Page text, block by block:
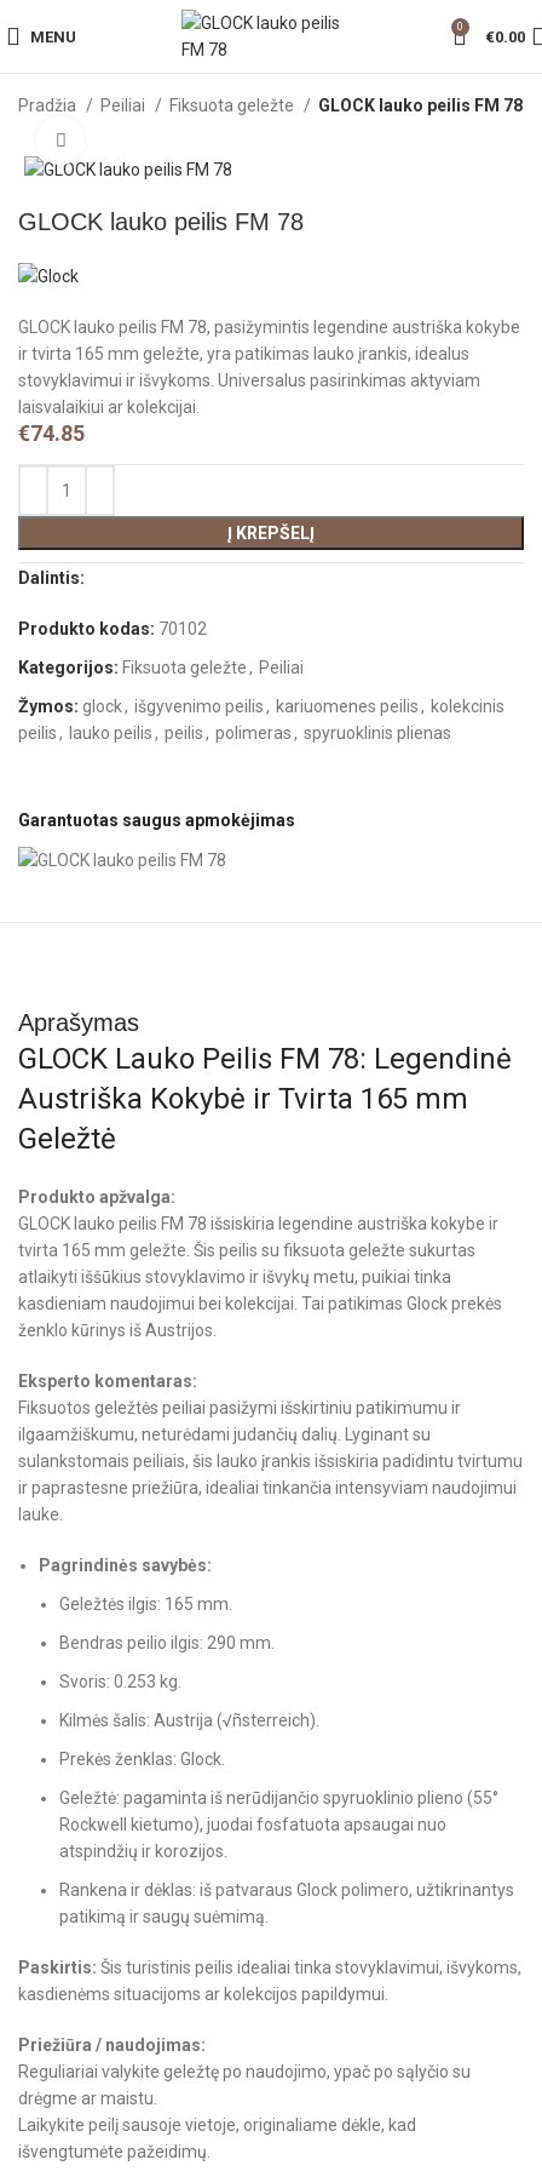
MENU
0
€0.00
Pradžia Peiliai Fiksuota geležte GLOCK lauko peilis FM 78
GLOCK lauko peilis FM 78
GLOCK lauko peilis FM 78, pasižymintis legendine austriška kokybe
ir tvirta 165 mm geležte, yra patikimas lauko įrankis, idealus
stovyklavimui ir išvykoms. Universalus pasirinkimas aktyviam
laisvalaikiui ar kolekcijai.
€74.85
Į KREPŠELĮ
Dalintis:
Produkto kodas: 70102
Kategorijos: Fiksuota geležte, Peiliai
Žymos: glock, išgyvenimo peilis, kariuomenes peilis, kolekcinis
peilis, lauko peilis, peilis, polimeras, spyruoklinis plienas
Garantuotas saugus apmokėjimas
Aprašymas
GLOCK Lauko Peilis FM 78: Legendinė
Austriška Kokybė ir Tvirta 165 mm
Geležtė
Produkto apžvalga:
GLOCK lauko peilis FM 78 išsiskiria legendine austriška kokybe ir
tvirta 165 mm geležte. Šis peilis su fiksuota geležte sukurtas
atlaikyti iššūkius stovyklavimo ir išvykų metu, puikiai tinka
kasdieniam naudojimui bei kolekcijai. Tai patikimas Glock prekės
ženklo kūrinys iš Austrijos.
Eksperto komentaras:
Fiksuotos geležtės peiliai pasižymi išskirtiniu patikimumu ir
ilgaamžiškumu, neturėdami judančių dalių. Lyginant su
sulankstomais peiliais, šis lauko įrankis išsiskiria padidintu tvirtumu
ir paprastesne priežiūra, idealiai tinkančia intensyviam naudojimui
lauke.
Pagrindinės savybės:
Geležtės ilgis: 165 mm.
Bendras peilio ilgis: 290 mm.
Svoris: 0.253 kg.
Kilmės šalis: Austrija (√ñsterreich).
Prekės ženklas: Glock.
Geležtė: pagaminta iš nerūdijančio spyruoklinio plieno (55°
Rockwell kietumo), juodai fosfatuota apsaugai nuo
atspindžių ir korozijos.
Rankena ir dėklas: iš patvaraus Glock polimero, užtikrinantys
patikimą ir saugų suėmimą.
Paskirtis: Šis turistinis peilis idealiai tinka stovyklavimui, išvykoms,
kasdienėms situacijoms ar kolekcijos papildymui.
Priežiūra / naudojimas:
Reguliariai valykite geležtę po naudojimo, ypač po sąlyčio su
drėgme ar maistu.
Laikykite peilį sausoje vietoje, originaliame dėkle, kad
išvengtumėte pažeidimų.